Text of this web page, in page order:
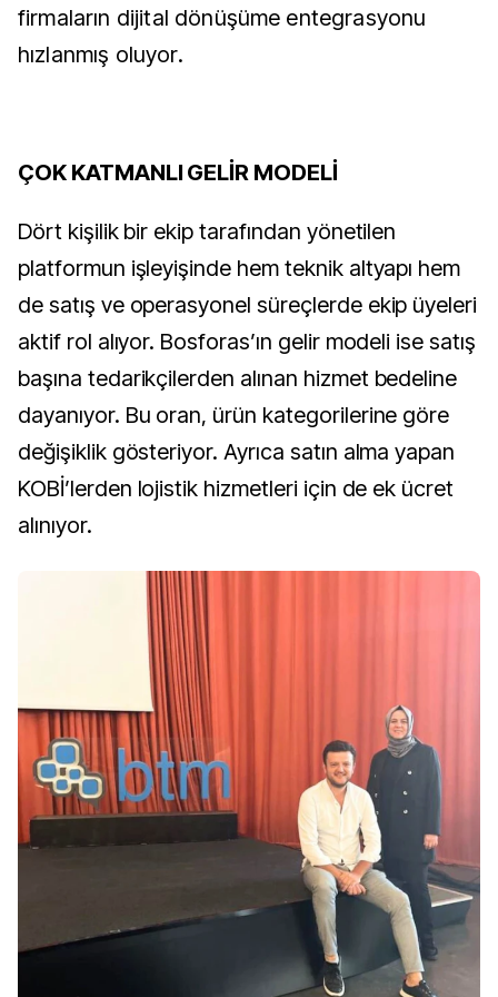
firmaların dijital dönüşüme entegrasyonu
hızlanmış oluyor.
ÇOK KATMANLI GELİR MODELİ
Dört kişilik bir ekip tarafından yönetilen
platformun işleyişinde hem teknik altyapı hem
de satış ve operasyonel süreçlerde ekip üyeleri
aktif rol alıyor. Bosforas’ın gelir modeli ise satış
başına tedarikçilerden alınan hizmet bedeline
dayanıyor. Bu oran, ürün kategorilerine göre
değişiklik gösteriyor. Ayrıca satın alma yapan
KOBİ’lerden lojistik hizmetleri için de ek ücret
alınıyor.